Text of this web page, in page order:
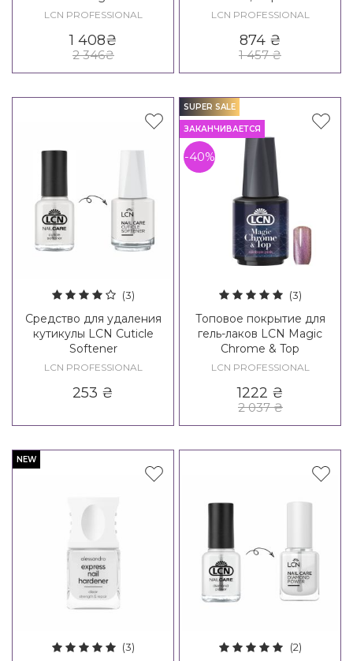
LCN PROFESSIONAL
1 408₴
2 346₴
эластичных ногтей LCN
LCN PROFESSIONAL
874₴
1 457₴
(3)
Средство для удаления
кутикулы LCN Cuticle
Softener
LCN PROFESSIONAL
253 ₴
SUPER SALE
ЗАКАНЧИВАЕТСЯ
-40%
(3)
Топовое покрытие для
гель-лаков LCN Magic
Chrome & Top
LCN PROFESSIONAL
1222 ₴
2 037₴
NEW
(3) (2)